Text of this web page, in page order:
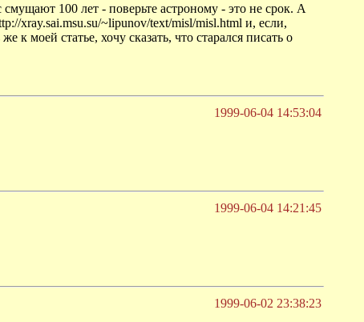
100 лет - поверьте астроному - это не срок. А
xray.sai.msu.su/~lipunov/text/misl/misl.html и, если,
к моей статье, хочу сказать, что старался писать о
1999-06-04 14:53:04
1999-06-04 14:21:45
1999-06-02 23:38:23